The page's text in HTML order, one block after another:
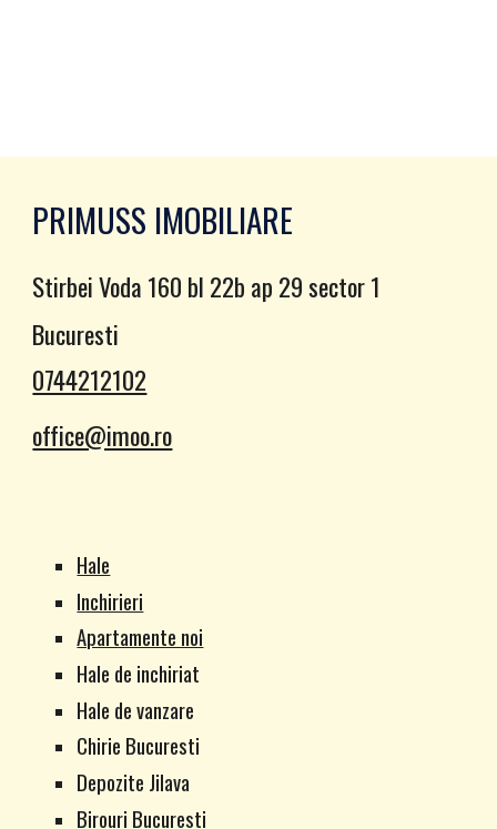
PRIMUSS IMOBILIARE
Stirbei Voda 160 bl 22b ap 29 sector 1
Bucuresti
0744212102
office@imoo.ro
Hale
Inchirieri
Apartamente noi
Hale de inchiriat
Hale de vanzare
Chirie Bucuresti
Depozite Jilava
Birouri Bucuresti